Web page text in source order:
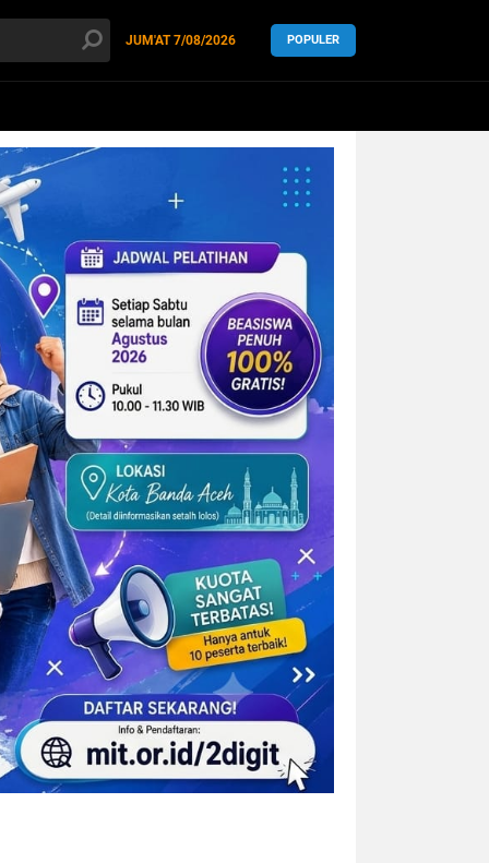
JUM'AT7/08/2026 POPULER